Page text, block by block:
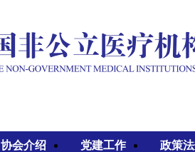
协会介绍 党建工作
政策